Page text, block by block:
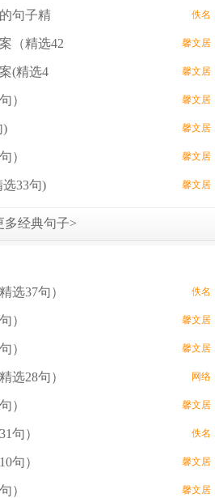
句子精 佚名
（精选42 馨文居
(精选4 馨文居
） 馨文居
) 馨文居
） 馨文居
33句) 馨文居
多经典句子>
选37句） 佚名
） 馨文居
） 馨文居
选28句） 网络
） 馨文居
句） 佚名
句） 馨文居
） 馨文居